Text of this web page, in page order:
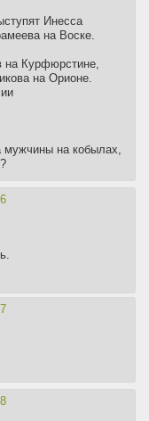
Инесса
на Воске.
на Курфюрстине,
на Орионе.
на кобылах,